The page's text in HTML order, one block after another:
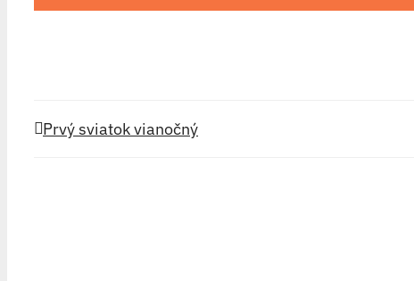
Prvý sviatok vianočný